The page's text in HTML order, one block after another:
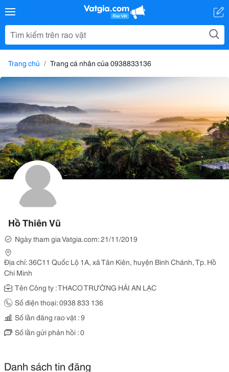
Trang chủ Trang cá nhân của 0938833136
Hồ Thiên Vũ
Ngày tham gia Vatgia.com: 21/11/2019
Địa chỉ: 36C11 Quốc Lộ 1A, xã Tân Kiên, huyện Bình Chánh, Tp. Hồ
Chí Minh
Tên Công ty : THACO TRƯỜNG HẢI AN LẠC
Số điện thoại: 0938 833 136
Số lần đăng rao vặt : 9
Số lần gửi phản hồi : 0
Danh sách tin đăng